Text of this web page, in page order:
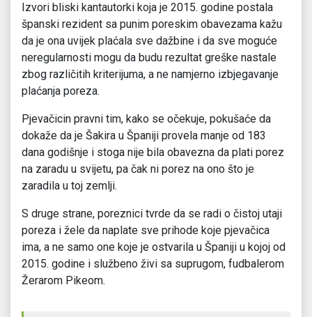
Izvori bliski kantautorki koja je 2015. godine postala
španski rezident sa punim poreskim obavezama kažu
da je ona uvijek plaćala sve dažbine i da sve moguće
neregularnosti mogu da budu rezultat greške nastale
zbog različitih kriterijuma, a ne namjerno izbjegavanje
plaćanja poreza.
Pjevačicin pravni tim, kako se očekuje, pokušaće da
dokaže da je Šakira u Španiji provela manje od 183
dana godišnje i stoga nije bila obavezna da plati porez
na zaradu u svijetu, pa čak ni porez na ono što je
zaradila u toj zemlji.
S druge strane, poreznici tvrde da se radi o čistoj utaji
poreza i žele da naplate sve prihode koje pjevačica
ima, a ne samo one koje je ostvarila u Španiji u kojoj od
2015. godine i službeno živi sa suprugom, fudbalerom
Žerarom Pikeom.